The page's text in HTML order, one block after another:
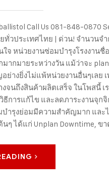
Call Us 081-848-0870
วประเทศไทย | ด่วน! จำนวนจ
ใจ หน่วยงานซ่อมบำรุงโรงงาน
ากมายระหว่างวัน แม้ว่าจะ
ย่างยิ่งไม่แพ้หน่วยงานอื่นๆเลย
จนถึงสินค้าผลิตเสร็จ ในโพสนี้
การแก้ไข และลดภาระงานจุก
ำรุงย่อมมีความสำคัญมาก และ
ๆ ได้แก่ Unplan Downtime, ข